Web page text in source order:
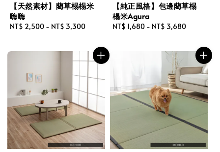
【天然素材】藺草榻榻米
嗨嗨
Regular
NT$ 2,500 - NT$ 3,300
【純正風格】包邊藺草榻
榻米Agura
Regular
NT$ 1,680 - NT$ 3,680